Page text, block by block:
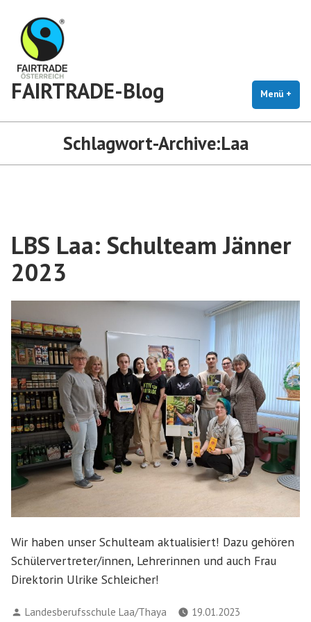
Inhalt
springen
FAIRTRADE-Blog Menü +
Schlagwort-Archive:Laa
LBS Laa: Schulteam Jänner
2023
Wir haben unser Schulteam aktualisiert! Dazu gehören
Schülervertreter/innen, Lehrerinnen und auch Frau
Direktorin Ulrike Schleicher!
Verfasst
Landesberufsschule Laa/Thaya
19.01.2023